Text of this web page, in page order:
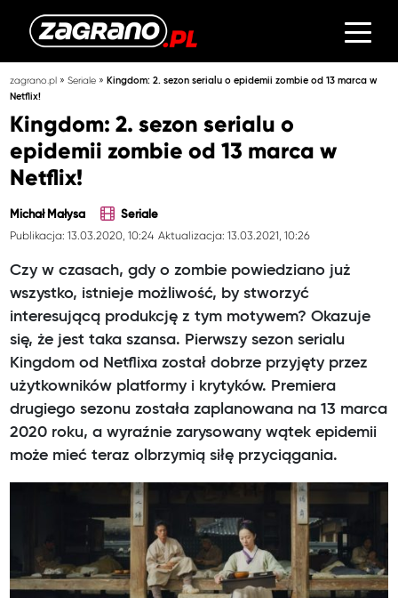
zagrano.pl »Seriale »Kingdom: 2. sezon serialu o epidemii zombie od 13 marca w
Netflix!
Kingdom: 2. sezon serialu o
epidemii zombie od 13 marca w
Netflix!
Michał Małysa Seriale
Publikacja: 13.03.2020, 10:24 Aktualizacja: 13.03.2021, 10:26
Czy w czasach, gdy o zombie powiedziano już
wszystko, istnieje możliwość, by stworzyć
interesującą produkcję z tym motywem? Okazuje
się, że jest taka szansa. Pierwszy sezon serialu
Kingdom od Netflixa został dobrze przyjęty przez
użytkowników platformy i krytyków. Premiera
drugiego sezonu została zaplanowana na 13 marca
2020 roku, a wyraźnie zarysowany wątek epidemii
może mieć teraz olbrzymią siłę przyciągania.